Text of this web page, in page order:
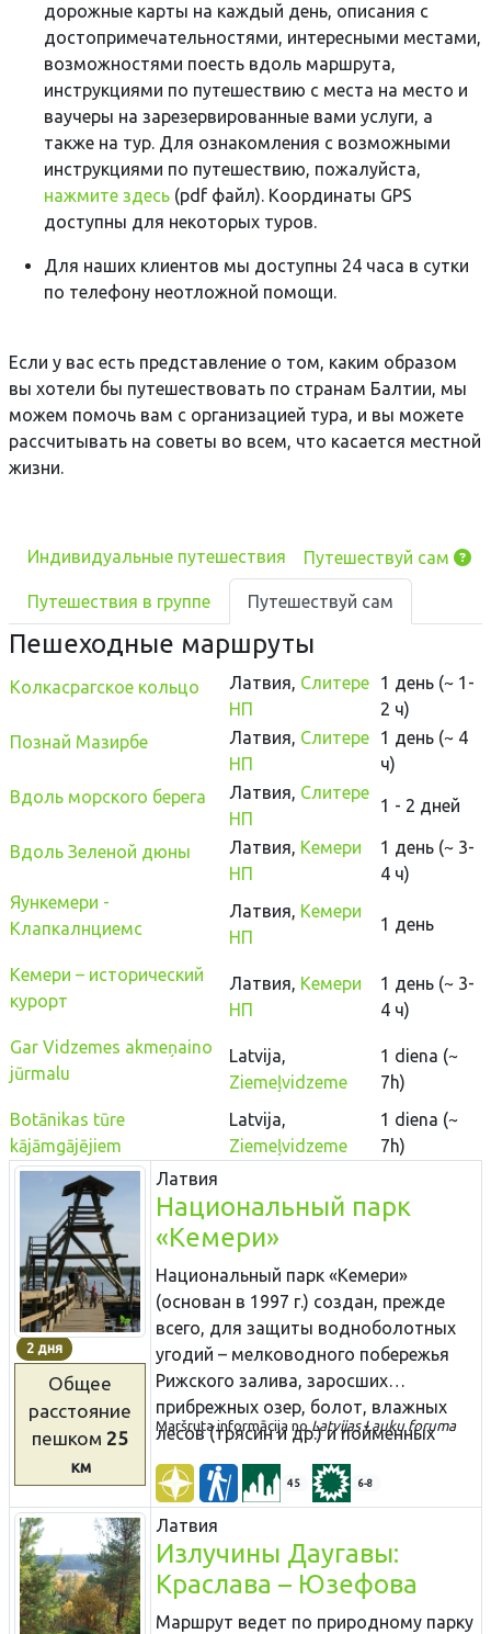
дорожные карты на каждый день, описания с
достопримечательностями, интересными местами,
возможностями поесть вдоль маршрута,
инструкциями по путешествию с места на место и
ваучеры на зарезервированные вами услуги, а
также на тур. Для ознакомления с возможными
инструкциями по путешествию, пожалуйста,
нажмите здесь (pdf файл). Координаты GPS
доступны для некоторых туров.
Для наших клиентов мы доступны 24 часа в сутки
по телефону неотложной помощи.
Если у вас есть представление о том, каким образом
вы хотели бы путешествовать по странам Балтии, мы
можем помочь вам с организацией тура, и вы можете
рассчитывать на советы во всем, что касается местной
жизни.
Индивидуальные путешествия
Путешествия в группе Путешествуй сам
Путешествуй сам
Пешеходные маршруты
Колкасрагское кольцо Латвия, Слитере
НП
1 день (~ 1-
2 ч)
Познай Мазирбе
Латвия, Слитере
НП
1 день (~ 4
ч)
Вдоль морского берега
Латвия, Слитере
НП
1 - 2 дней
Вдоль Зеленой дюны Латвия, Кемери
НП
1 день (~ 3-
4 ч)
Яункемери -
Клапкалнциемс
Латвия, Кемери
НП
1 день
Кемери – исторический
курорт
Латвия, Кемери
НП
1 день (~ 3-
4 ч)
Gar Vidzemes akmeņaino
jūrmalu
Latvija,
Ziemeļvidzeme
1 diena (~
7h)
Botānikas tūre
kājāmgājējiem
Latvija,
Ziemeļvidzeme
1 diena (~
7h)
2 дня
Общее
расстояние
пешком 25
км
Латвия
Национальный парк
«Кемери»
Национальный парк «Кемери»
(основан в 1997 г.) создан, прежде
всего, для защиты водноболотных
угодий – мелководного побережья
Рижского залива, заросших
прибрежных озер, болот, влажных
лесов (трясин и др.) и пойменных
лугов, как значимых мест
произростания многих растений (~ 25
% от видов растений, занесенных в
Красную книгу Латвии) и обитания
животных, особенно мест скопления
гнездящихся и перелетных птиц. На
территории парка находится один из
Maršruta informācija noLatvijas Lauku foruma​​
45 6-8
Латвия
Излучины Даугавы:
Краслава – Юзефова
Маршрут ведет по природному парку